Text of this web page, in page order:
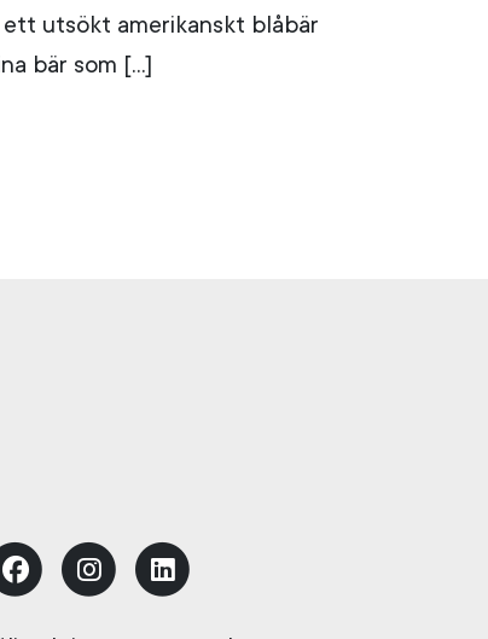
utsökt amerikanskt blåbär
bär som […]